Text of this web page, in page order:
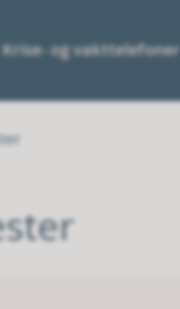
Krise- og vakttelefoner